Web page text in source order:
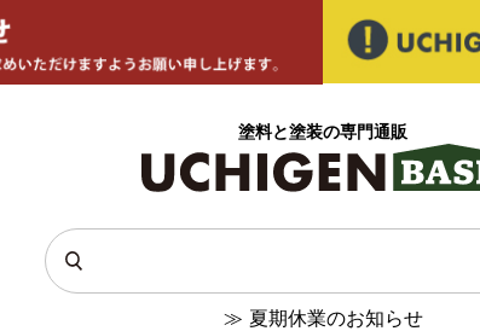
塗料と塗装の専門通販
≫ 夏期休業のお知らせ